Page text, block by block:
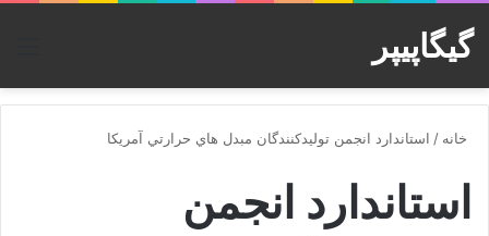
گیگاپیپر
خانه / استاندارد انجمن توليدکنندگان مبدل هاي حرارتي آمريکا
استاندارد انجمن